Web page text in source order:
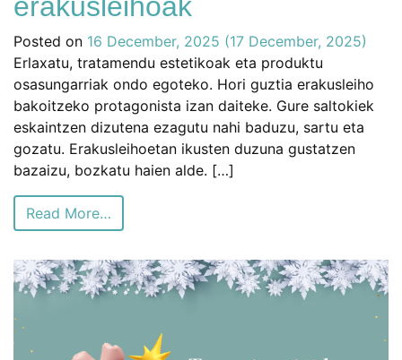
erakusleihoak
Posted on 16 December, 2025 (17 December, 2025)
Erlaxatu, tratamendu estetikoak eta produktu
osasungarriak ondo egoteko. Hori guztia erakusleiho
bakoitzeko protagonista izan daiteke. Gure saltokiek
eskaintzen dizutena ezagutu nahi baduzu, sartu eta
gozatu. Erakusleihoetan ikusten duzuna gustatzen
bazaizu, bozkatu haien alde. […]
Read More…